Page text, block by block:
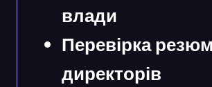
влади
Перевірка
директорів